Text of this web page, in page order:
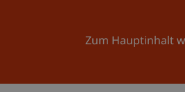
Zum Hauptinhalt